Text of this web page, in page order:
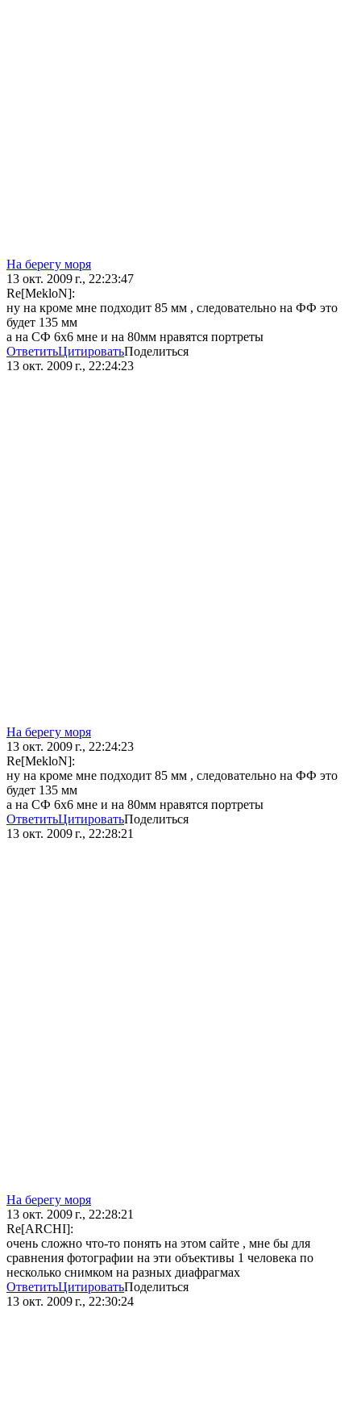
На берегу моря
13 окт. 2009 г., 22:23:47
Re[MekloN]:
ну на кроме мне подходит 85 мм , следовательно на ФФ это
будет 135 мм
а на СФ 6х6 мне и на 80мм нравятся портреты
ОтветитьЦитироватьПоделиться
13 окт. 2009 г., 22:24:23
На берегу моря
13 окт. 2009 г., 22:24:23
Re[MekloN]:
ну на кроме мне подходит 85 мм , следовательно на ФФ это
будет 135 мм
а на СФ 6х6 мне и на 80мм нравятся портреты
ОтветитьЦитироватьПоделиться
13 окт. 2009 г., 22:28:21
На берегу моря
13 окт. 2009 г., 22:28:21
Re[ARCHI]:
очень сложно что-то понять на этом сайте , мне бы для
сравнения фотографии на эти объективы 1 человека по
несколько снимком на разных диафрагмах
ОтветитьЦитироватьПоделиться
13 окт. 2009 г., 22:30:24